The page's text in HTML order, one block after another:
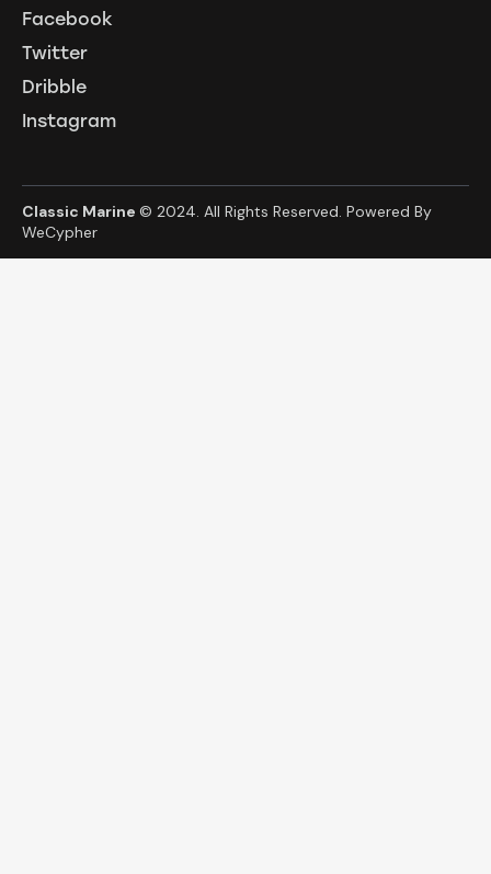
Facebook
Twitter
Dribble
Instagram
Classic Marine © 2024. All Rights Reserved. Powered By
WeCypher